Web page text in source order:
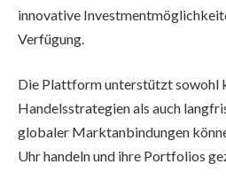
innovative
Verfügung.
Die Plattform unterstützt sowohl
Handelsstrategien als auch
globaler Marktanbindungen
Uhr handeln und ihre Portfolios